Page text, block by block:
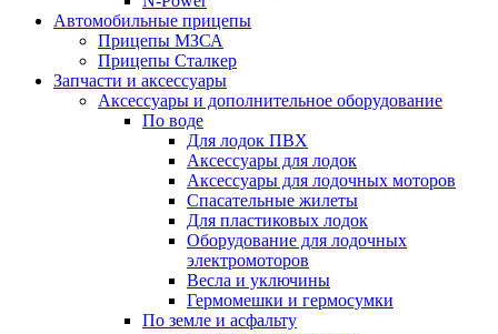
Автомобильные прицепы
Прицепы МЗСА
Прицепы Сталкер
Запчасти и аксессуары
Аксессуары и дополнительное оборудование
По воде
Для лодок ПВХ
Аксессуары для лодок
Аксессуары для лодочных моторов
Спасательные жилеты
Для пластиковых лодок
Оборудование для лодочных
электромоторов
Весла и уключины
Гермомешки и гермосумки
По земле и асфальту